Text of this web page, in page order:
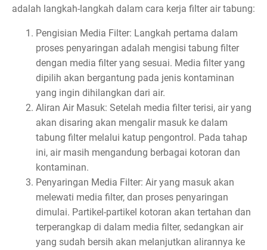
adalah langkah-langkah dalam cara kerja filter air tabung:
Pengisian Media Filter: Langkah pertama dalam
proses penyaringan adalah mengisi tabung filter
dengan media filter yang sesuai. Media filter yang
dipilih akan bergantung pada jenis kontaminan
yang ingin dihilangkan dari air.
Aliran Air Masuk: Setelah media filter terisi, air yang
akan disaring akan mengalir masuk ke dalam
tabung filter melalui katup pengontrol. Pada tahap
ini, air masih mengandung berbagai kotoran dan
kontaminan.
Penyaringan Media Filter: Air yang masuk akan
melewati media filter, dan proses penyaringan
dimulai. Partikel-partikel kotoran akan tertahan dan
terperangkap di dalam media filter, sedangkan air
yang sudah bersih akan melanjutkan alirannya ke